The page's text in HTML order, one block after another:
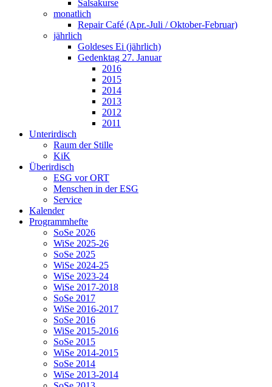
Salsakurse
monatlich
Repair Café (Apr.-Juli / Oktober-Februar)
jährlich
Goldeses Ei (jährlich)
Gedenktag 27. Januar
2016
2015
2014
2013
2012
2011
Unterirdisch
Raum der Stille
KiK
Überirdisch
ESG vor ORT
Menschen in der ESG
Service
Kalender
Programmhefte
SoSe 2026
WiSe 2025-26
SoSe 2025
WiSe 2024-25
WiSe 2023-24
WiSe 2017-2018
SoSe 2017
WiSe 2016-2017
SoSe 2016
WiSe 2015-2016
SoSe 2015
WiSe 2014-2015
SoSe 2014
WiSe 2013-2014